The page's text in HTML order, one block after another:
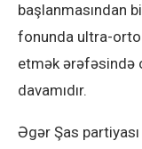
başlanmasından
fonunda ultra-
etmək ərəfəsində
davamıdır.
Əgər Şas